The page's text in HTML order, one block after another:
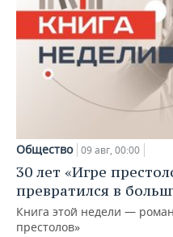
Общество 09 авг, 00:00
30 лет «Игре
превратился в
Книга этой недели —
престолов»